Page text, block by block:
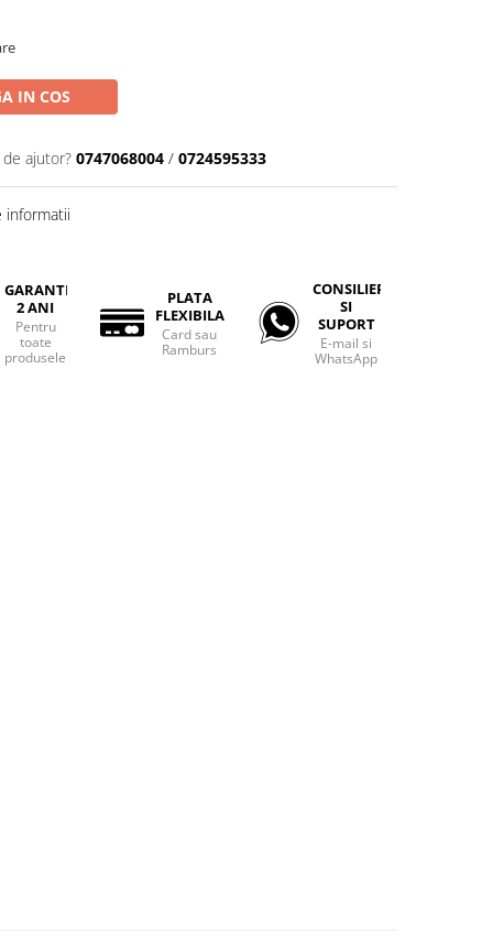
IN COS
ajutor? 0747068004 / 0724595333
informatii
GARANTIE
2 ANI
Pentru
toate
produsele
PLATA
FLEXIBILA
Card sau
Ramburs
CONSILIERE
SI
SUPORT
E-mail si
WhatsApp